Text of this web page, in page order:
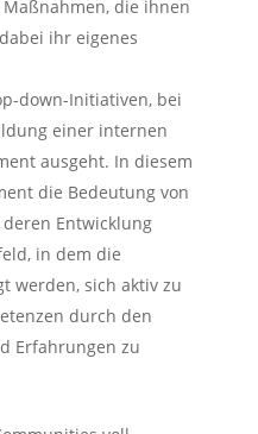
die ihnen
ihr eigenes
down-Initiativen, bei
einer internen
ausgeht. In diesem
die Bedeutung von
Entwicklung
in dem die
werden, sich aktiv zu
durch den
Erfahrungen zu